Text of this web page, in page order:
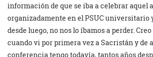
información de que se iba a celebrar aquel
organizadamente en el PSUC universitario
desde luego, no nos lo íbamos a perder.
cuando vi por primera vez a Sacristán y de
conferencia tengo todavía, tantos años